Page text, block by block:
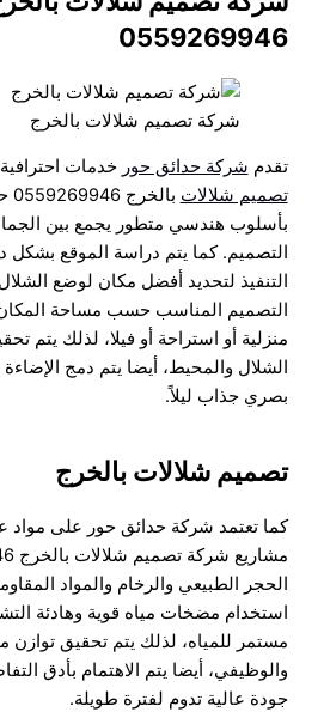
0559269946
شركة تصميم شلالات بالخرج
تقدم شركة حدائق حور خدمات
تصميم شلالات
بأسلوب هندسي متطور يجمع بين
التصميم. كما يتم دراسة الموقع بشكل
التنفيذ لتحديد أفضل مكان لوضع
التصميم المناسب حسب مساحة
منزلية أو استراحة أو فيلا، لذلك يتم
الشلال والمحيط، أيضا يتم دمج الإضاءة
بصري جذاب ليلاً.
تصميم شلالات بالخرج
كما تعتمد شركة حدائق حور على مواد
الحجر الطبيعي والرخام والمواد
استخدام مضخات مياه قوية وهادئة
مستمر للمياه، لذلك يتم تحقيق توازن
والوظيفي، أيضا يتم الاهتمام بأدق
جودة عالية تدوم لفترة طويلة.